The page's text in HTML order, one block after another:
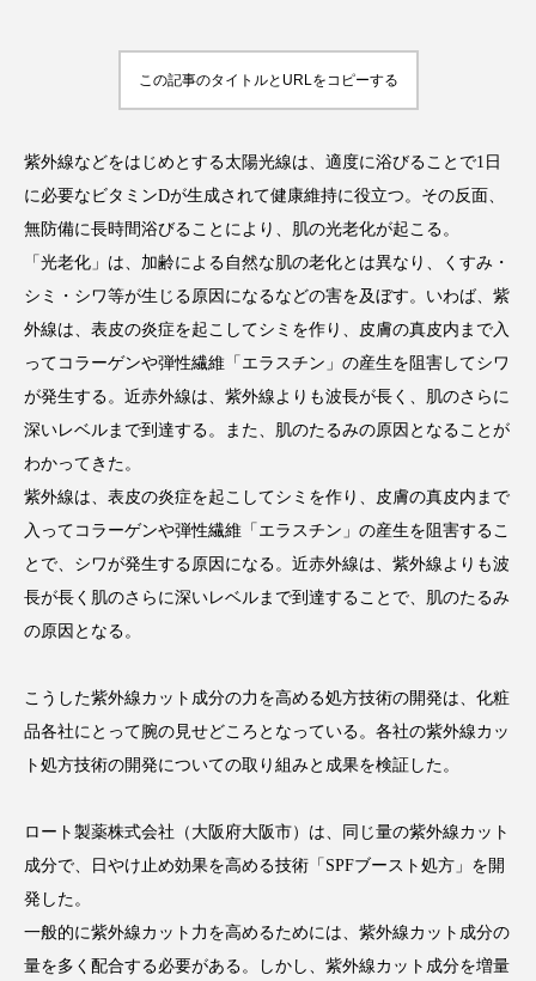
TAG LIST タグ一覧
AI B2B BeautyTech ChatGPT
TikTok アスタキサンチン
アスレジャーコスメ アレルギー アロマ
アンチエイジング アンチソリチュード
インタビュー インナービューティー 冷え
インナービューティーアワード2025受賞商品
ウェアラブルデバイス ウェルネス
カウンセラー カウンセリング
クルエルティフリー クレンジング
クローズアップ
コグニティブヘルス コスト削減
この記事のタイトルとURLをコピーする
紫外線などをはじめとする太陽光線は、適度に浴びることで1日
に必要なビタミンDが生成されて健康維持に役立つ。その反面、
無防備に長時間浴びることにより、肌の光老化が起こる。
「光老化」は、加齢による自然な肌の老化とは異なり、くすみ・
シミ・シワ等が生じる原因になるなどの害を及ぼす。いわば、紫
外線は、表皮の炎症を起こしてシミを作り、皮膚の真皮内まで入
ってコラーゲンや弾性繊維「エラスチン」の産生を阻害してシワ
が発生する。近赤外線は、紫外線よりも波長が長く、肌のさらに
深いレベルまで到達する。また、肌のたるみの原因となることが
わかってきた。
紫外線は、表皮の炎症を起こしてシミを作り、皮膚の真皮内まで
入ってコラーゲンや弾性繊維「エラスチン」の産生を阻害するこ
とで、シワが発生する原因になる。近赤外線は、紫外線よりも波
長が長く肌のさらに深いレベルまで到達することで、肌のたるみ
の原因となる。
こうした紫外線カット成分の力を高める処方技術の開発は、化粧
品各社にとって腕の見せどころとなっている。各社の紫外線カッ
ト処方技術の開発についての取り組みと成果を検証した。
ロート製薬株式会社（大阪府大阪市）は、同じ量の紫外線カット
成分で、日やけ止め効果を高める技術「SPFブースト処方」を開
発した。
一般的に紫外線カット力を高めるためには、紫外線カット成分の
量を多く配合する必要がある。しかし、紫外線カット成分を増量